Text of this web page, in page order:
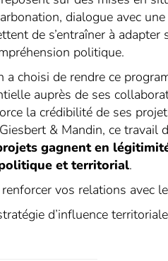
dialogue avec
de s’entraîner à
politique.
a choisi de rendre ce
auprès de ses
la crédibilité de ses
& Mandin, ce
gagnent en
et territorial.
vos relations avec
d’influence